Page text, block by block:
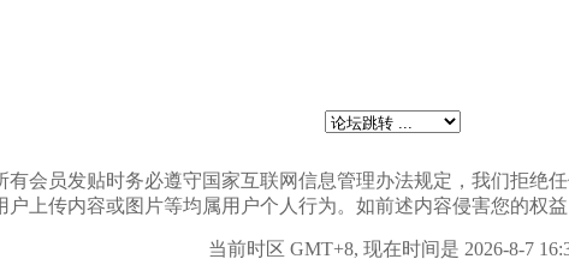
有会员发贴时务必遵守国家互联网信息管理办法规定，我们拒绝
上传内容或图片等均属用户个人行为。如前述内容侵害您的权
当前时区 GMT+8, 现在时间是 2026-8-7